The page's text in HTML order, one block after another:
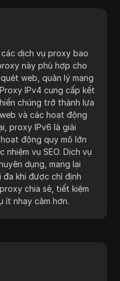
dịch vụ proxy bao
này phù hợp cho
web, quản lý mạng
IPv4 cung cấp kết
chúng trở thành lựa
và các hoạt động
proxy IPv6 là giải
động quy mô lớn
nhiệm vụ SEO. Dịch vụ
dụng, mang lại
khi được chỉ định
chia sẻ, tiết kiệm
ít nhạy cảm hơn.